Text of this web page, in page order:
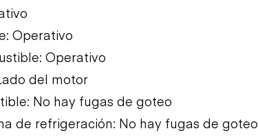
Operativo
Operativo
del motor
No hay fugas de goteo
de refrigeración: No hay fugas de goteo